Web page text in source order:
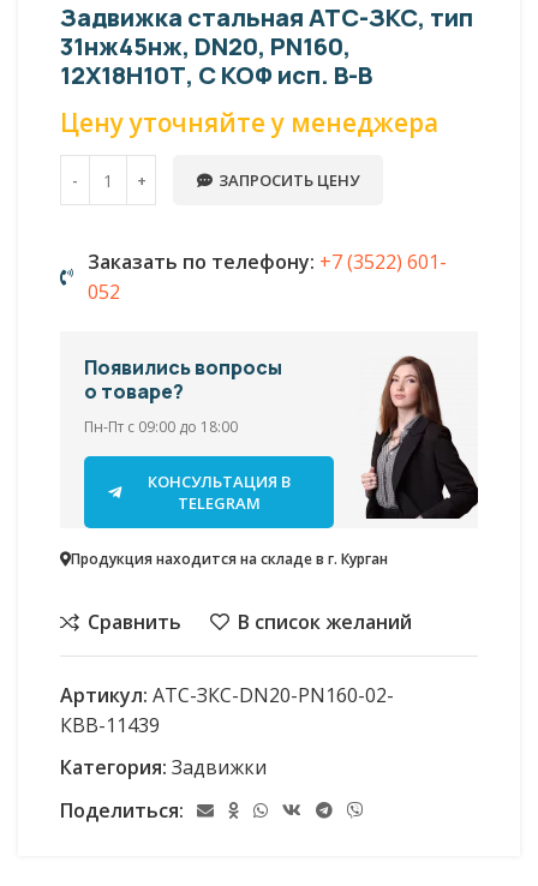
Задвижка стальная АТС-ЗКС, тип
31нж45нж, DN20, PN160,
12Х18Н10Т, С КОФ исп. В-В
Цену уточняйте у менеджера
ЗАПРОСИТЬ ЦЕНУ
Заказать по телефону: +7 (3522) 601-
052
Появились вопросы
о товаре?
Пн-Пт с 09:00 до 18:00
КОНСУЛЬТАЦИЯ В
TELEGRAM
Продукция находится на складе в г. Курган
Сравнить В список желаний
Артикул: АТС-ЗКС-DN20-PN160-02-
КВВ-11439
Категория: Задвижки
Поделиться: